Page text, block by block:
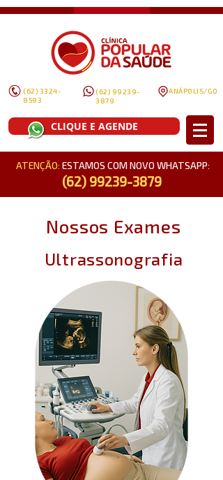
(62) 3324-
8593
ANÁPOLIS/GO
(62) 99239-
3879
CLIQUE E AGENDE
ATENÇÃO: ESTAMOS COM NOVO WHATSAPP:
(62) 99239-3879
Nossos Exames
Ultrassonografia